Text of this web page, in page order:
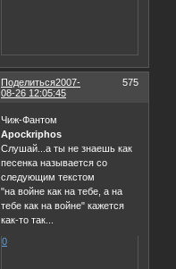
Поделиться 575
2007-
08-26 12:05:45
Чиж-Фантом
Apockriphos
Слушай...а ты не знаешь как
песенка называется со
следующим текстом
"на войне как на тебе, а на
тебе как на войне" кажется
как-то так...
0